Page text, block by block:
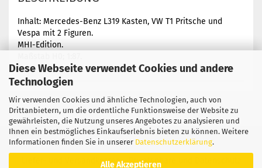
Diese Webseite verwendet Cookies und andere
Technologien
Wir verwenden Cookies und ähnliche Technologien, auch von
Drittanbietern, um die ordentliche Funktionsweise der Website zu
gewährleisten, die Nutzung unseres Angebotes zu analysieren und
Ihnen ein bestmögliches Einkaufserlebnis bieten zu können. Weitere
Informationen finden Sie in unserer Datenschutzerklärung.
Alle Akzeptieren
Inhalt: Mercedes-Benz L319 Kasten, VW T1 Pritsche und
Vespa mit 2 Figuren.
MHI-Edition.
Impressum Kontakt Widerrufsrecht
AGB
Liefer- und Versandkosten
Privatsphäre und Datenschutz